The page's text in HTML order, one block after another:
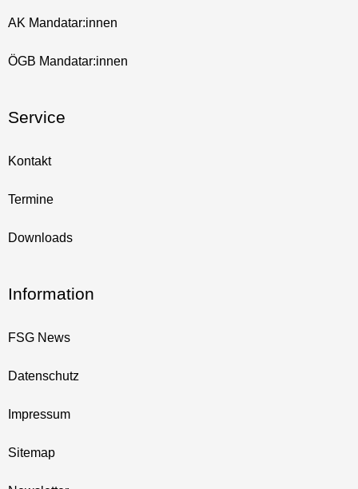
AK Mandatar:innen
ÖGB Mandatar:innen
Service
Kontakt
Termine
Downloads
Information
FSG News
Datenschutz
Impressum
Sitemap